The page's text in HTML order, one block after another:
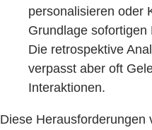
personalisieren oder
Grundlage
Die retrospektive
verpasst aber oft
Interaktionen.
Diese Herausforderungen